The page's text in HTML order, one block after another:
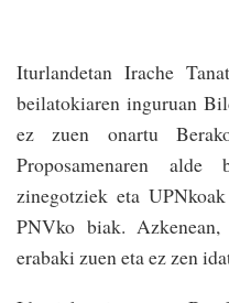
Iturlandetan Irache
beilatokiaren inguruan
ez zuen onartu
Proposamenaren
zinegotziek eta
PNVko biak.
erabaki zuen eta ez zen